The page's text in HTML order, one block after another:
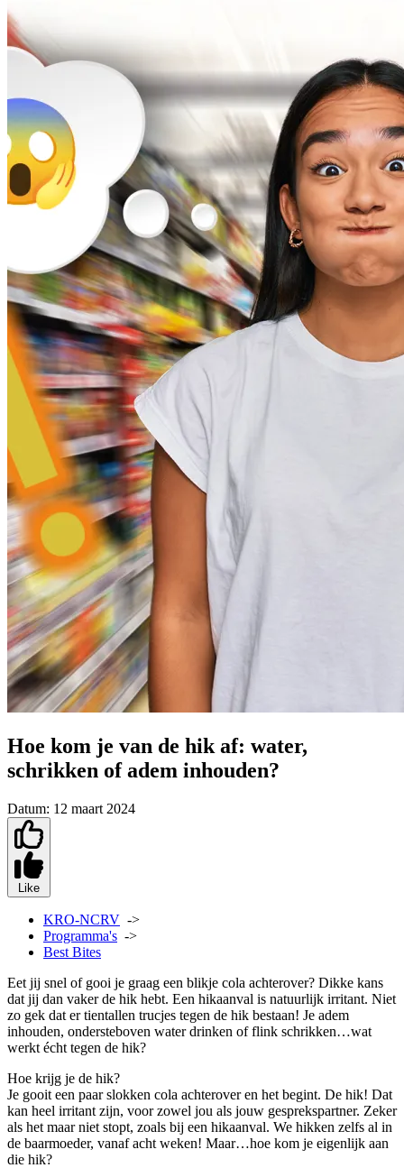
Hoe kom je van de hik af: water,
schrikken of adem inhouden?
Datum: 12 maart 2024
Like
KRO-NCRV ->
Programma's ->
Best Bites
Eet jij snel of gooi je graag een blikje cola achterover? Dikke kans
dat jij dan vaker de hik hebt. Een hikaanval is natuurlijk irritant. Niet
zo gek dat er tientallen trucjes tegen de hik bestaan! Je adem
inhouden, ondersteboven water drinken of flink schrikken…wat
werkt écht tegen de hik?
Hoe krijg je de hik?
Je gooit een paar slokken cola achterover en het begint. De hik! Dat
kan heel irritant zijn, voor zowel jou als jouw gesprekspartner. Zeker
als het maar niet stopt, zoals bij een hikaanval. We hikken zelfs al in
de baarmoeder, vanaf acht weken! Maar…hoe kom je eigenlijk aan
die hik?